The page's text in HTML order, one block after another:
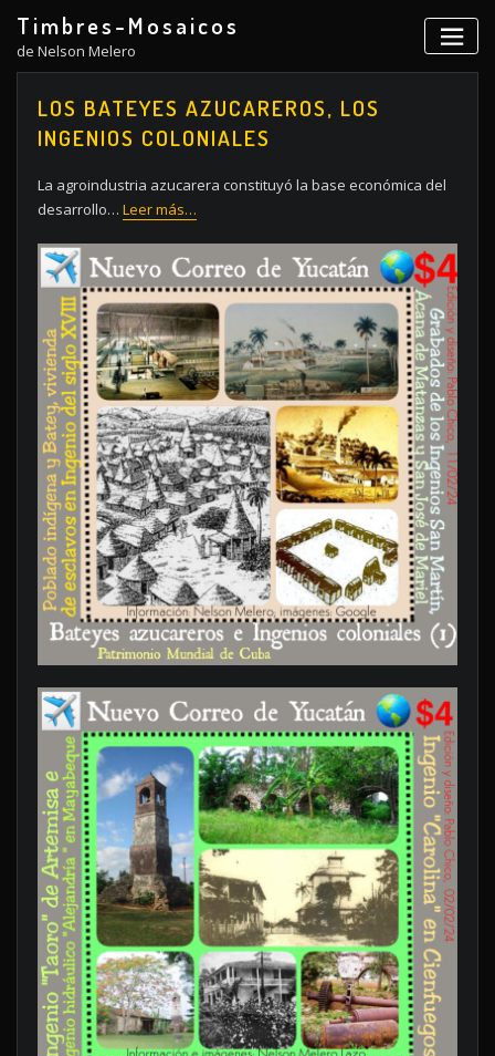
content
Timbres-Mosaicos
de Nelson Melero
LOS BATEYES AZUCAREROS, LOS
INGENIOS COLONIALES
La agroindustria azucarera constituyó la base económica del
desarrollo… Leer más…